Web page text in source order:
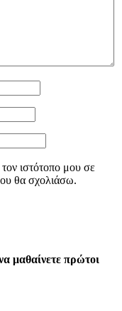
ιστότοπο μου σε
θα σχολιάσω.
μαθαίνετε πρώτοι